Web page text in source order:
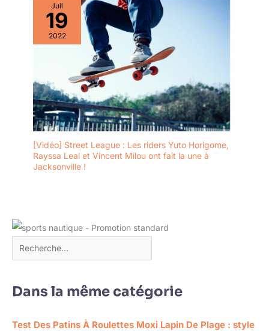
Juil
19
2022
[Vidéo] Street League : Les riders Yuto Horigome,
Rayssa Leal et Vincent Milou ont fait la une à
Jacksonville !
Dans la même catégorie
Test Des Patins À Roulettes Moxi Lapin De Plage : style